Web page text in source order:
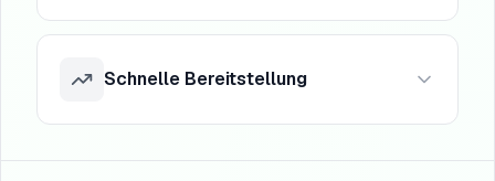
Interne Quellenangaben
Schnelle Bereitstellung